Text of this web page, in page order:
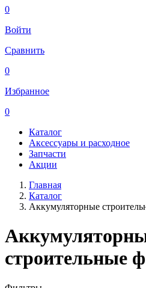
0
Войти
Сравнить
0
Избранное
0
Каталог
Аксессуары и расходное
Запчасти
Акции
Главная
Каталог
Аккумуляторные
строительные